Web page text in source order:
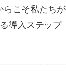
らこそ私たちが
導入ステップ